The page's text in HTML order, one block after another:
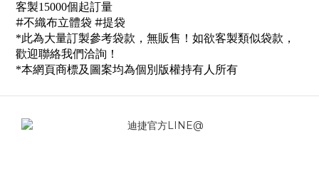
客製15000個起訂量
#不織布立體袋 #提袋
*此為大量訂製參考袋款，無販售！如欲客製類似袋款，
歡迎聯絡我們洽詢！
*本網頁商標及圖案均為個別版權持有人所有